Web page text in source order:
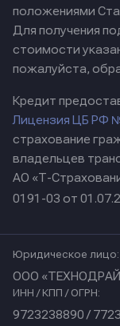
положениями
Для получения
стоимости
пожалуйста,
Кредит
Лицензия ЦБ РФ
страхование
владельцев
АО «Т-
0191-03 от
Юридическое лицо:
ООО
ИНН / КПП / ОГРН:
9723238890 /